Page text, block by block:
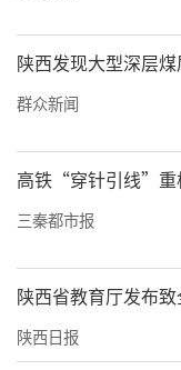
从样机试制到
公司的全体员
确保了项目的
而这，仅仅是
的冰山一角。
作为轨道交通
公司始终聚焦
陕西发现大型深层
群众新闻
高铁“穿针引线”重
三秦都市报
陕西省教育厅发布
陕西日报